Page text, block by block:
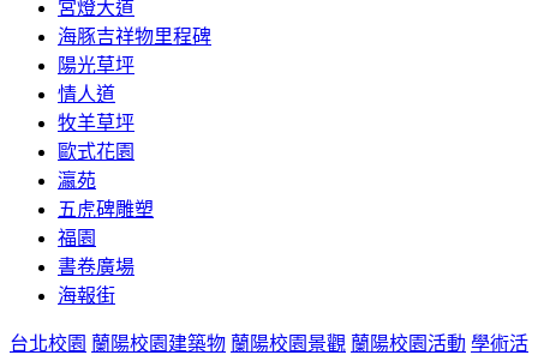
宮燈大道
海豚吉祥物里程碑
陽光草坪
情人道
牧羊草坪
歐式花園
瀛苑
五虎碑雕塑
福園
書卷廣場
海報街
台北校園 蘭陽校園建築物 蘭陽校園景觀 蘭陽校園活動 學術活